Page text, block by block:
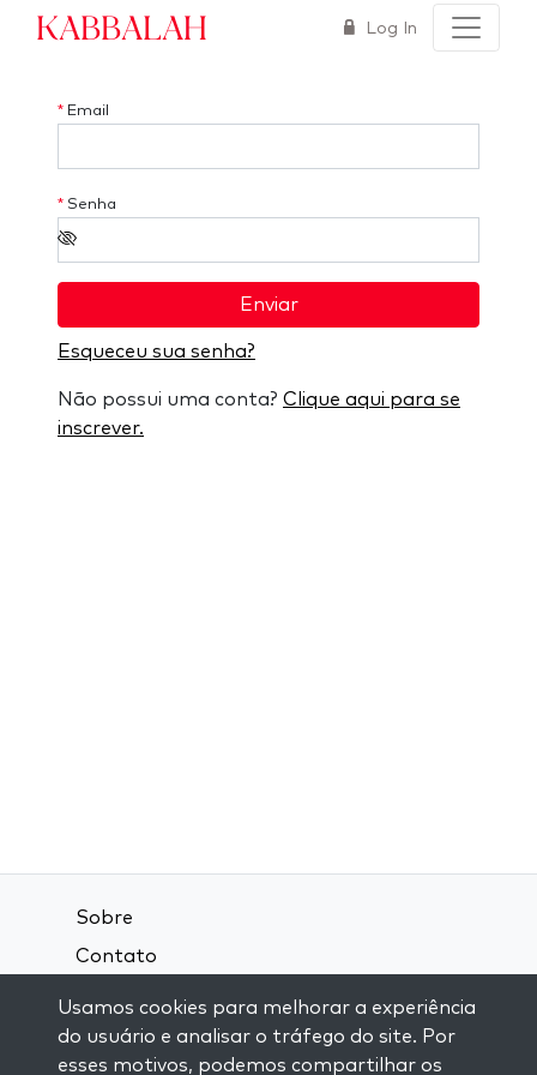
Kabbalah Log In
* Email
* Senha
Enviar
Esqueceu sua senha?
Não possui uma conta? Clique aqui para se
inscrever.
Sobre
Contato
Política de Privacidade
Usamos cookies para melhorar a experiência
do usuário e analisar o tráfego do site. Por
esses motivos, podemos compartilhar os